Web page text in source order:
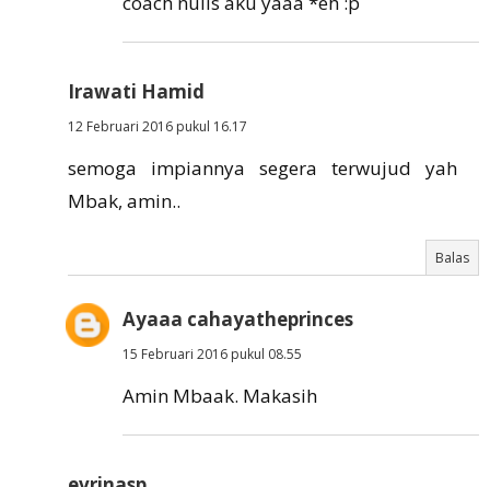
Irawati Hamid
12 Februari 2016 pukul 16.17
semoga impiannya segera terwujud yah
Mbak, amin..
Balas
Ayaaa cahayatheprinces
15 Februari 2016 pukul 08.55
Amin Mbaak. Makasih